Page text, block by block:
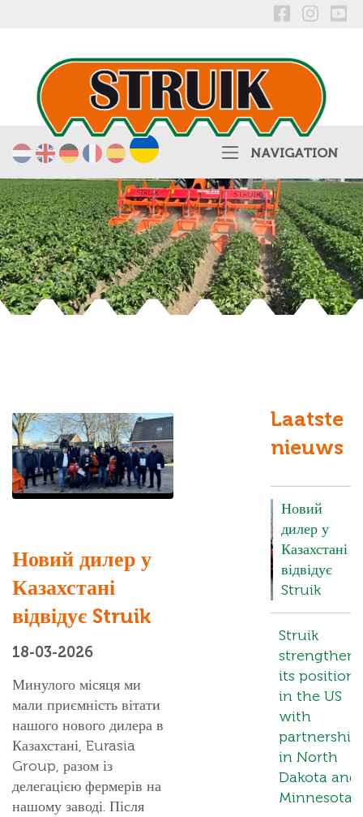
Nederlands
EnglishDeutsch Español
українська
Новий дилер у
Казахстані
відвідує Struik
18-03-2026
Минулого місяця ми
мали приємність вітати
нашого нового дилера в
Казахстані, Eurasia
Group, разом із
делегацією фермерів на
нашому заводі. Після
Laatste
nieuws
Новий
дилер у
Казахстані
відвідує
Struik
Struik
strengthens
its position
in the US
with
partnership
in North
Dakota and
Minnesota
NAVIGATION